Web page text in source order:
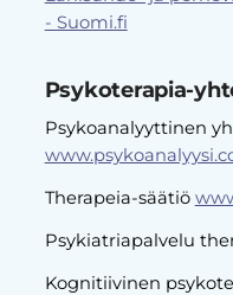
- Suomi.fi
Psykoterapia-
Psykoanalyyttinen
Therapeia-säätiö
Psykiatriapalvelu
Kognitiivinen